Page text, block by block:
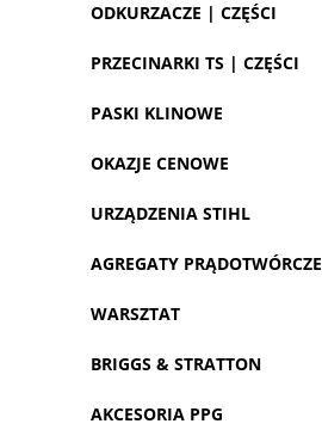
ODKURZACZE | CZĘŚCI
PRZECINARKI TS | CZĘŚCI
PASKI KLINOWE
OKAZJE CENOWE
URZĄDZENIA STIHL
AGREGATY PRĄDOTWÓRCZE
WARSZTAT
BRIGGS & STRATTON
AKCESORIA PPG